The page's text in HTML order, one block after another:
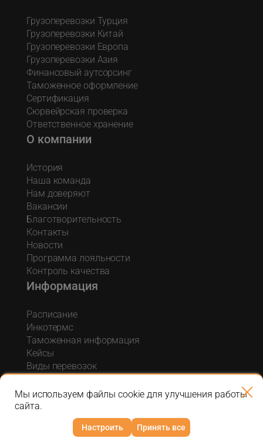
Грузоперевозки Турция
Грузоперевозки Китай
Грузоперевозки Европа
Грузоперевозки Азия
Финансовый аутсорсинг
Таможенное оформление
Сертификация
Сюрвейрская проверка
Ответственное хранение
О компании
История
Наша команда
Нам доверяют
Вакансии
Благотворительность
Контакты
Новости
Программа лояльности
Контроль качества
Информация
Расписание
Инкотермс
Таможенная информация
Кейсы
Виды перевозок
Акции и спецпредложения
Блог о логистике
Мы используем файлы cookie для улучшения работы
сайта.
Настроить Принять все